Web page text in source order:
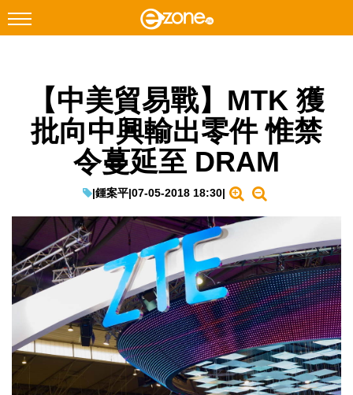
Facebook Instagram
科技焦點
教學評測
EduTech
IT Times
生成式AI與雲端應用
Enterprise Digital Transformation
特集
【中美貿易戰】MTK 獲
批向中興輸出零件 惟禁
令蔓延至 DRAM
|鍾案平|07-05-2018 18:30|